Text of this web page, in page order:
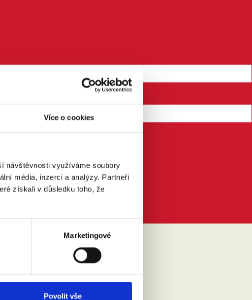
Více o cookies
návštěvnosti využíváme soubory
média, inzerci a analýzy. Partneři
získali v důsledku toho, že
Marketingové
Povolit vše